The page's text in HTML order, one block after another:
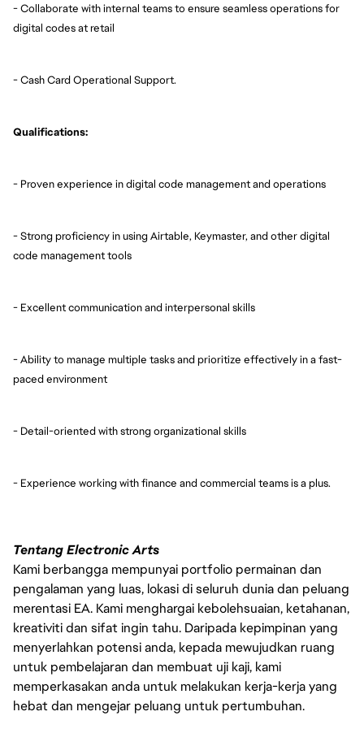
- Collaborate with internal teams to ensure seamless operations for
digital codes at retail
- Cash Card Operational Support.
Qualifications:
- Proven experience in digital code management and operations
- Strong proficiency in using Airtable, Keymaster, and other digital
code management tools
- Excellent communication and interpersonal skills
- Ability to manage multiple tasks and prioritize effectively in a fast-
paced environment
- Detail-oriented with strong organizational skills
- Experience working with finance and commercial teams is a plus.
Tentang Electronic Arts
Kami berbangga mempunyai portfolio permainan dan
pengalaman yang luas, lokasi di seluruh dunia dan peluang
merentasi EA. Kami menghargai kebolehsuaian, ketahanan,
kreativiti dan sifat ingin tahu. Daripada kepimpinan yang
menyerlahkan potensi anda, kepada mewujudkan ruang
untuk pembelajaran dan membuat uji kaji, kami
memperkasakan anda untuk melakukan kerja-kerja yang
hebat dan mengejar peluang untuk pertumbuhan.